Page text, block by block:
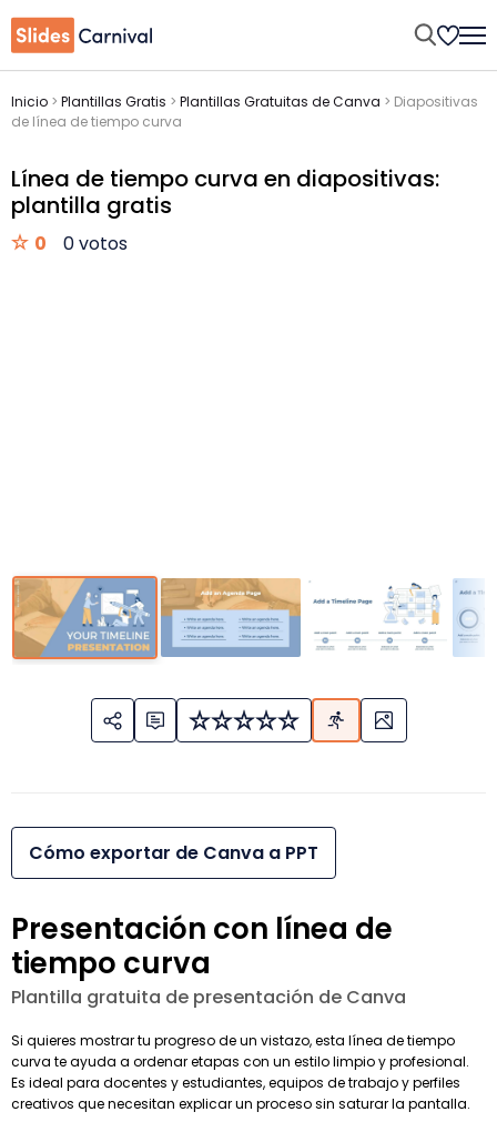
Inicio > Plantillas Gratis > Plantillas Gratuitas de Canva > Diapositivas
de línea de tiempo curva
Línea de tiempo curva en diapositivas:
plantilla gratis
0 0 votos
Cómo exportar de Canva a PPT
Presentación con línea de
tiempo curva
Plantilla gratuita de presentación de Canva
Si quieres mostrar tu progreso de un vistazo, esta línea de tiempo
curva te ayuda a ordenar etapas con un estilo limpio y profesional.
Es ideal para docentes y estudiantes, equipos de trabajo y perfiles
creativos que necesitan explicar un proceso sin saturar la pantalla.